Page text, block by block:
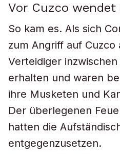
Vor Cuzco
So kam es. Als sich
zum Angriff auf
Verteidiger
erhalten und waren
ihre Musketen und
Der überlegenen
hatten die
entgegenzusetzen.